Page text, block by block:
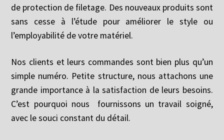
de protection de filetage. Des nouveaux produits sont
sans cesse à l’étude pour améliorer le style ou
l’employabilité de votre matériel.
Nos clients et leurs commandes sont bien plus qu’un
simple numéro. Petite structure, nous attachons une
grande importance à la satisfaction de leurs besoins.
C’est pourquoi nous fournissons un travail soigné,
avec le souci constant du détail.